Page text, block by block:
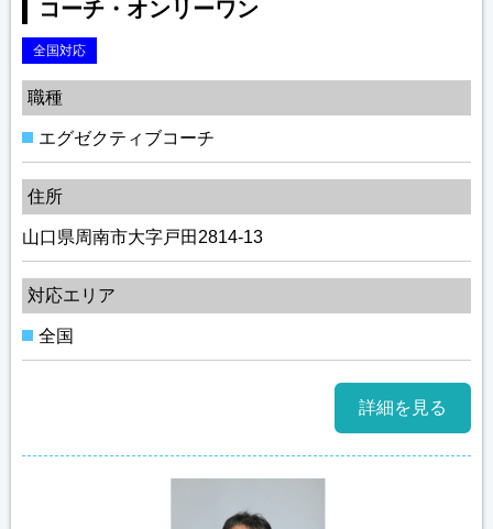
コーチ・オンリーワン
全国対応
職種
エグゼクティブコーチ
住所
山口県周南市大字戸田2814-13
対応エリア
全国
詳細を見る